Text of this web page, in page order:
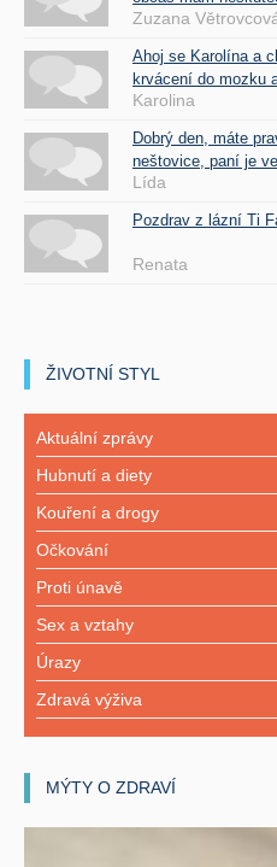
Zuzana
Ahoj se Karolína a
krvácení do mozku
Karolina
Dobrý den, máte
neštovice, paní je
Lída
Pozdrav z lázní Ti
Renata
ŽIVOTNÍ STYL
Aktuální zprávy
Hubnutí a diety
Kouření a drogy
Očkování
Proti únavě
Sex a vztahy
Úrazy
Zdravá výživa
MÝTY O ZDRAVÍ